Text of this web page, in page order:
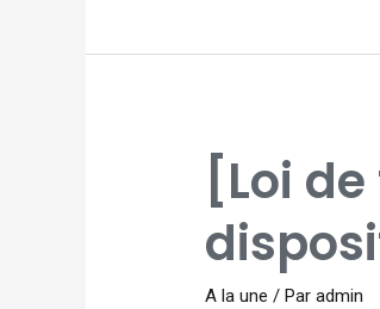
[Loi
A la une / Paradmin
DE
FINANCES
2026]
DES
DISPOSITIFS
DE
FAVEUR
PROROGÉS